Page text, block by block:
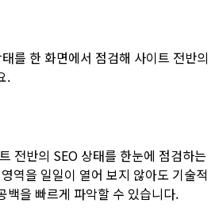
를 한 화면에서 점검해 사이트 전반의
.
전반의 SEO 상태를 한눈에 점검하는
역을 일일이 열어 보지 않아도 기술적
백을 빠르게 파악할 수 있습니다.